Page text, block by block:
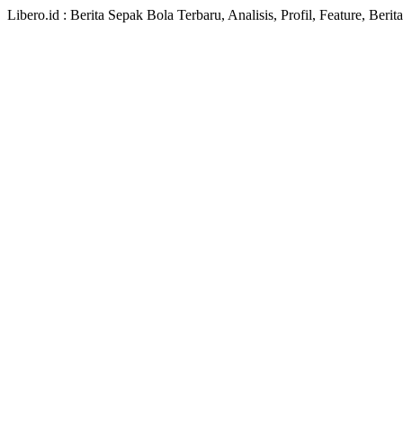
Libero.id : Berita Sepak Bola Terbaru, Analisis, Profil, Feature,